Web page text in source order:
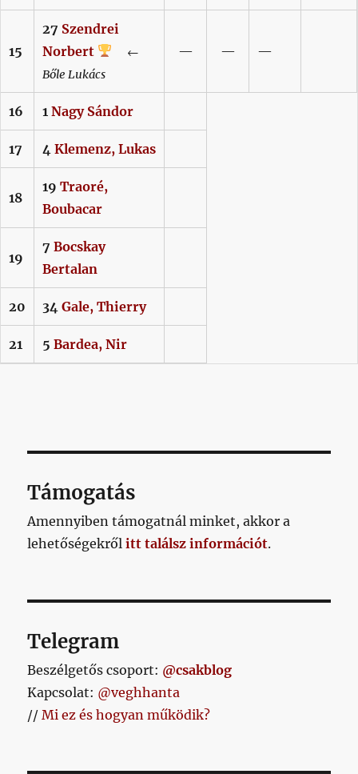
15
27 Szendrei
Norbert
←
Bőle Lukács
— — —
16 1 Nagy Sándor
17 4 Klemenz, Lukas
18
19 Traoré,
Boubacar
19
7 Bocskay
Bertalan
20 34 Gale, Thierry
21 5 Bardea, Nir
Támogatás
Amennyiben támogatnál minket, akkor a
lehetőségekrőlitt találsz információt.
Telegram
Beszélgetős csoport: @csakblog
Kapcsolat: @veghhanta
//Mi ez és hogyan működik?